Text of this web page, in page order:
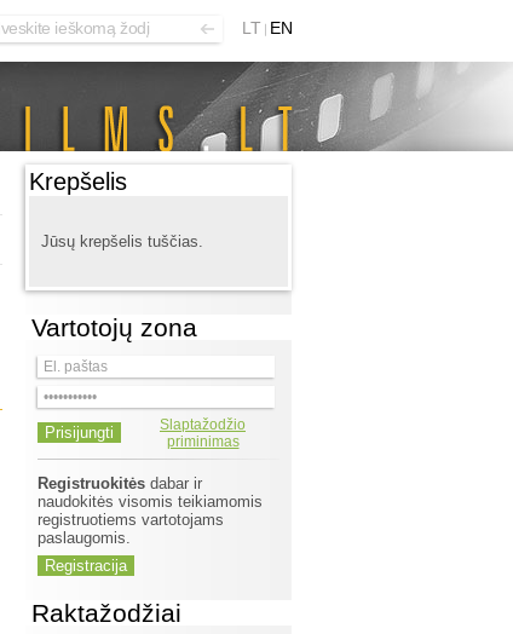
LT EN
Krepšelis
Jūsų krepšelis tuščias.
Vartotojų zona
Slaptažodžio
priminimas
Registruokitės dabar ir
naudokitės visomis teikiamomis
registruotiems vartotojams
paslaugomis.
Raktažodžiai